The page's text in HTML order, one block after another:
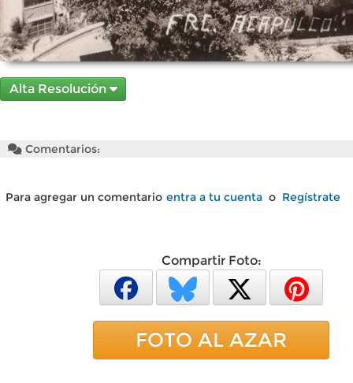
Alta Resolución
Comentarios:
Para agregar un comentario entra a tu cuenta o Regístrate
Compartir Foto:
FOTO AL AZAR